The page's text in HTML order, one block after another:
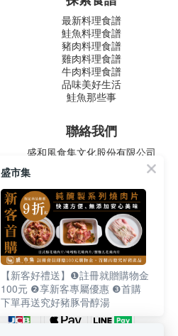
最新料理食譜
鮭魚料理食譜
豬肉料理食譜
雞肉料理食譜
牛肉料理食譜
品味美好生活
鮭魚那些事
聯絡我們
盛和風食集文化股份有限公司
周一至五 9:00-12:30 ∣ 13:30-
17:30
客服專線：02-2795-5800
台北市內湖區南京東路六段
487號9F
盛市集
【新客好禮送】❶註冊就贈購物金
100元 ❷享新客專屬優惠 ❸首購
下單再送究好豬豚骨醇湯